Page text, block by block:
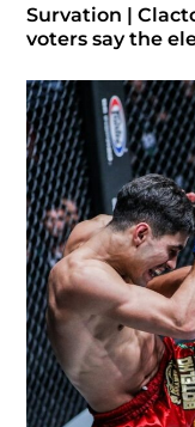
Survation |
voters say the